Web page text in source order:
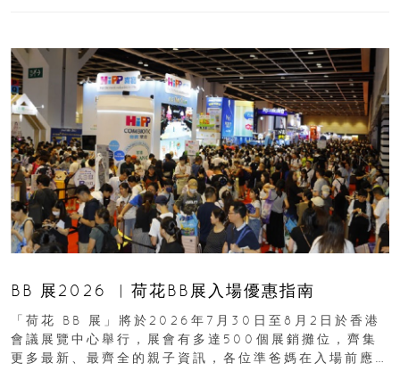
BB 展2026 ︳荷花BB展入場優惠指南
「荷花 BB 展」將於2026年7月30日至8月2日於香港
會議展覽中心舉行，展會有多達500個展銷攤位，齊集
更多最新、最齊全的親子資訊，各位準爸媽在入場前應